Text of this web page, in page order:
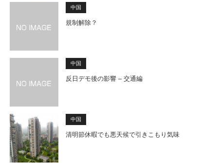
中国
規制解除？
中国
反日デモ後の影響 – 交通編
中国
清明節休暇でも悪天候で引きこもり気味